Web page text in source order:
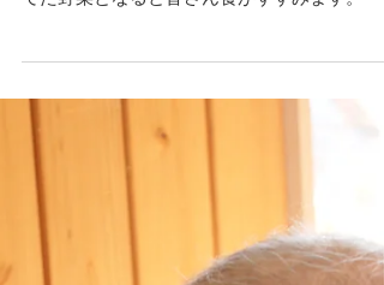
温まる
今日の昼食は皆さんが育てて下さった白菜を
用しお鍋を・・・ 雑炊も・・・ 自分たちで育
てた野菜となると皆さん食がすすみます。